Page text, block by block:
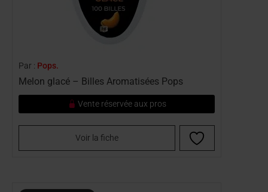
Par : Pops.
Melon glacé – Billes Aromatisées Pops
Vente réservée aux pros
Voir la fiche